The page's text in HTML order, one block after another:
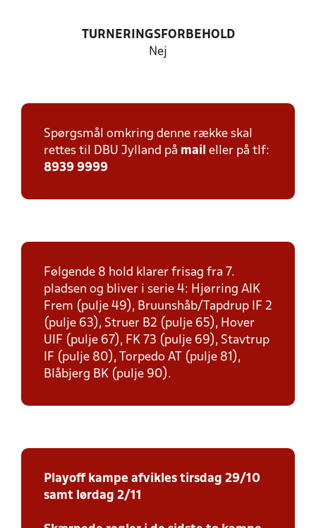
TURNERINGSFORBEHOLD
Nej
Spørgsmål omkring denne række skal
rettes til DBU Jylland på mail eller på tlf:
8939 9999
Følgende 8 hold klarer frisag fra 7.
pladsen og bliver i serie 4: Hjørring AIK
Frem (pulje 49), Bruunshåb/Tapdrup IF 2
(pulje 63), Struer B2 (pulje 65), Hover
UIF (pulje 67), FK 73 (pulje 69), Stavtrup
IF (pulje 80), Torpedo AT (pulje 81),
Blåbjerg BK (pulje 90).
Playoff kampe afvikles tirsdag 29/10
samt lørdag 2/11